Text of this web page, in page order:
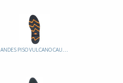
ANDES PISO VULCANO CAUCHO